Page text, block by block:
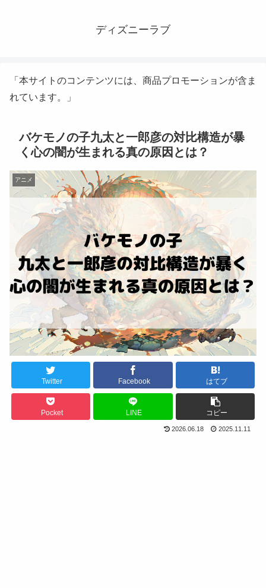
ディズニーラブ
「本サイトのコンテンツには、商品プロモーションが含ま
れています。」
バケモノの子九太と一郎彦の対比構造が暴
く心の闇が生まれる真の原因とは？
アニメ
Twitter Facebook はてブ
Pocket LINE コピー
2026.06.18 2025.11.11